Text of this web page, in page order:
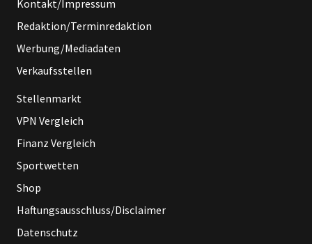
Kontakt/Impressum
Redaktion/Terminredaktion
Werbung/Mediadaten
Verkaufsstellen
Stellenmarkt
VPN Vergleich
Finanz Vergleich
Sportwetten
Shop
Haftungsausschluss/Disclaimer
Datenschutz